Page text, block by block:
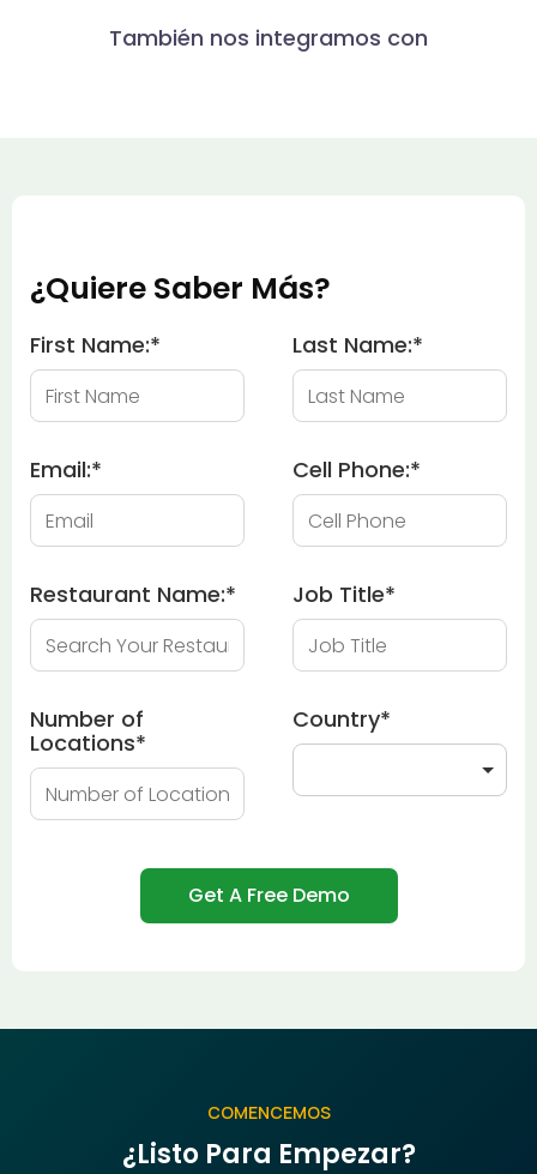
También nos integramos con
¿Quiere Saber Más?
First Name:* Last Name:*
Email:* Cell Phone:*
Restaurant Name:* Job Title*
Number of
Locations*
Country*
COMENCEMOS
¿Listo Para Empezar?